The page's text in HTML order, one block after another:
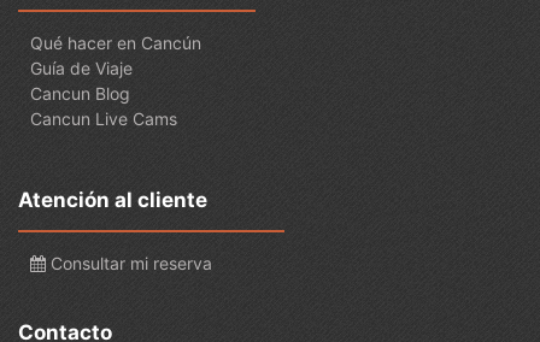
Qué hacer en Cancún
Guía de Viaje
Cancun Blog
Cancun Live Cams
Atención al cliente
Consultar mi reserva
Contacto